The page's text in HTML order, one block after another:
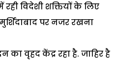
विदेशी शक्तियों के लिए
पर नजर रखना
का वृहद केंद्र रहा है. जाहिर है